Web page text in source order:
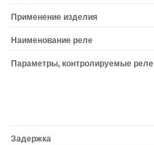
Применение изделия
Наименование реле
Параметры, контролируемые реле
Задержка